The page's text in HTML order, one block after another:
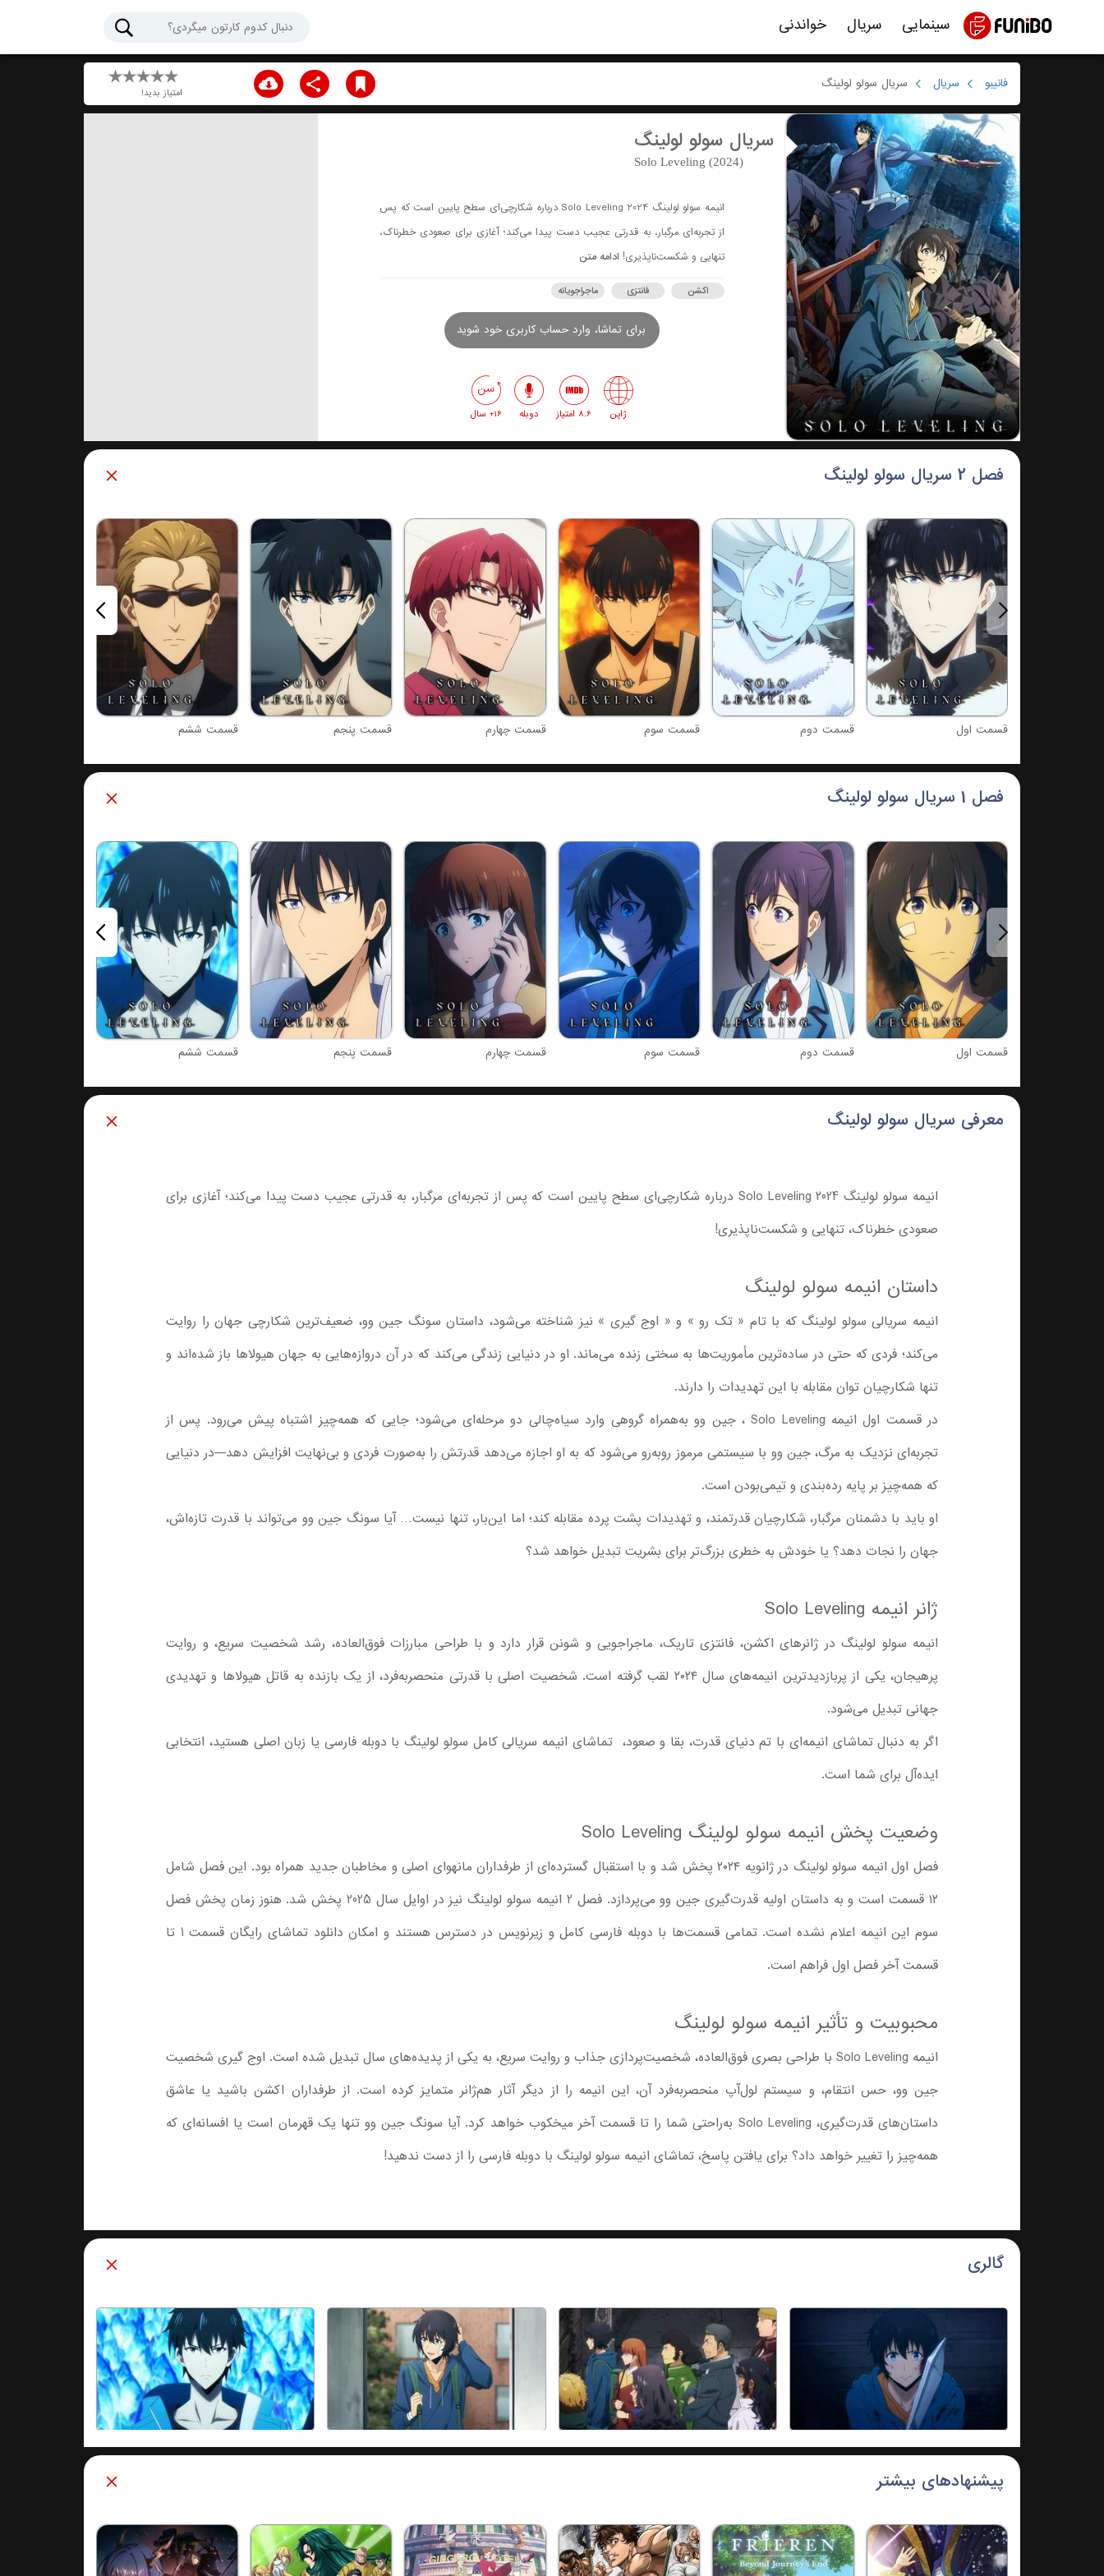
سینمایی سریال خواندنی
فانیبو سریال سریال سولو لولینگ
امتیاز بدید!
سریال سولو لولینگ
Solo Leveling (2024)
انیمه سولو لولینگ Solo Leveling 2024 درباره شکارچی‌ای سطح پایین است که پس
از تجربه‌ای مرگبار، به قدرتی عجیب دست پیدا می‌کند؛ آغازی برای صعودی خطرناک،
تنهایی و شکست‌ناپذیری! ادامه متن
اکشن فانتزی ماجراجویانه
برای تماشا، وارد حساب کاربری خود شوید
ژاپن 8.6 امتیاز دوبله 16+ سال
فصل 2 سریال سولو لولینگ
قسمت اول قسمت دوم قسمت سوم قسمت چهارم قسمت پنجم قسمت ششم
فصل 1 سریال سولو لولینگ
قسمت اول قسمت دوم قسمت سوم قسمت چهارم قسمت پنجم قسمت ششم
معرفی سریال سولو لولینگ
انیمه سولو لولینگ Solo Leveling 2024 درباره شکارچی‌ای سطح پایین است که پس از تجربه‌ای مرگبار، به قدرتی عجیب دست پیدا می‌کند؛ آغازی برای
صعودی خطرناک، تنهایی و شکست‌ناپذیری!
داستان انیمه سولو لولینگ
انیمه سریالی سولو لولینگ که با تام « تک رو » و « اوج گیری » نیز شناخته می‌شود، داستان سونگ جین وو، ضعیف‌ترین شکارچی جهان را روایت
می‌کند؛ فردی که حتی در ساده‌ترین مأموریت‌ها به سختی زنده می‌ماند. او در دنیایی زندگی می‌کند که در آن دروازه‌هایی به جهان هیولاها باز شده‌اند و
تنها شکارچیان توان مقابله با این تهدیدات را دارند.
در قسمت اول انیمه Solo Leveling ، جین وو به‌همراه گروهی وارد سیاه‌چالی دو مرحله‌ای می‌شود؛ جایی که همه‌چیز اشتباه پیش می‌رود. پس از
تجربه‌ای نزدیک به مرگ، جین وو با سیستمی مرموز روبه‌رو می‌شود که به او اجازه می‌دهد قدرتش را به‌صورت فردی و بی‌نهایت افزایش دهد—در دنیایی
که همه‌چیز بر پایه رده‌بندی و تیمی‌بودن است.
او باید با دشمنان مرگبار، شکارچیان قدرتمند، و تهدیدات پشت پرده مقابله کند؛ اما این‌بار، تنها نیست… آیا سونگ جین وو می‌تواند با قدرت تازه‌اش،
جهان را نجات دهد؟ یا خودش به خطری بزرگ‌تر برای بشریت تبدیل خواهد شد؟
ژانر انیمه Solo Leveling
انیمه سولو لولینگ در ژانرهای اکشن، فانتزی تاریک، ماجراجویی و شونن قرار دارد و با طراحی مبارزات فوق‌العاده، رشد شخصیت سریع، و روایت
پرهیجان، یکی از پربازدیدترین انیمه‌های سال ۲۰۲۴ لقب گرفته است. شخصیت اصلی با قدرتی منحصربه‌فرد، از یک بازنده به قاتل هیولاها و تهدیدی
جهانی تبدیل می‌شود.
اگر به دنبال تماشای انیمه‌ای با تم دنیای قدرت، بقا و صعود، تماشای انیمه سریالی کامل سولو لولینگ با دوبله فارسی یا زبان اصلی هستید، انتخابی
ایده‌آل برای شما است.
وضعیت پخش انیمه سولو لولینگ Solo Leveling
فصل اول انیمه سولو لولینگ در ژانویه ۲۰۲۴ پخش شد و با استقبال گسترده‌ای از طرفداران مانهوای اصلی و مخاطبان جدید همراه بود. این فصل شامل
۱۲ قسمت است و به داستان اولیه قدرت‌گیری جین وو می‌پردازد. فصل 2 انیمه سولو لولینگ نیز در اوایل سال 2025 پخش شد. هنوز زمان پخش فصل
سوم این انیمه اعلام نشده است. تمامی قسمت‌ها با دوبله فارسی کامل و زیرنویس در دسترس هستند و امکان دانلود تماشای رایگان قسمت 1 تا
قسمت آخر فصل اول فراهم است.
محبوبیت و تأثیر انیمه سولو لولینگ
انیمه Solo Leveling با طراحی بصری فوق‌العاده، شخصیت‌پردازی جذاب و روایت سریع، به یکی از پدیده‌های سال تبدیل شده است. اوج گیری شخصیت
جین وو، حس انتقام، و سیستم لول‌آپ منحصر‌به‌فرد آن، این انیمه را از دیگر آثار هم‌ژانر متمایز کرده است. از طرفداران اکشن باشید یا عاشق
داستان‌های قدرت‌گیری، Solo Leveling به‌راحتی شما را تا قسمت آخر میخکوب خواهد کرد. آیا سونگ جین وو تنها یک قهرمان است یا افسانه‌ای که
همه‌چیز را تغییر خواهد داد؟ برای یافتن پاسخ، تماشای انیمه سولو لولینگ با دوبله فارسی را از دست ندهید!
گالری
پیشنهادهای بیشتر